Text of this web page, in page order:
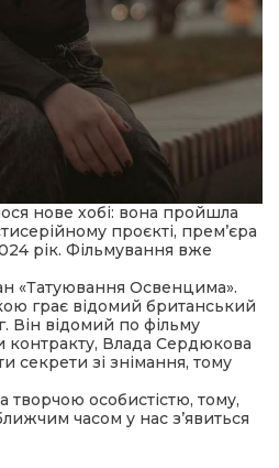
нове хобі: вона пройшла
проєкті, прем’єра
рік. Фільмування вже
«Татуювання Освенцима».
грає відомий британський
Він відомий по фільму
контракту, Влада Сердюкова
секрети зі знімання, тому
творчою особистістю, тому,
часом у нас з’явиться